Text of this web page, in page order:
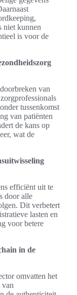
niet kunnen
is voor de
van
tussenkomst
van patiënten
de kans op
wat de
efficiënt uit te
door alle
Dit verbetert
lasten en
voor betere
in de
omvatten het
van